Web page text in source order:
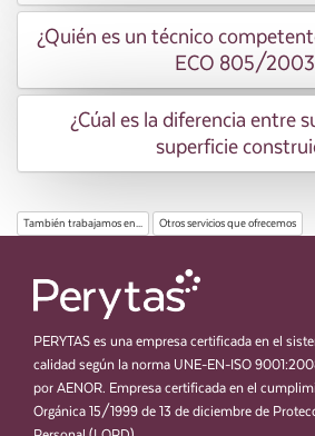
¿Quién es un técnico
ECO 805/
¿Cúal es la diferencia entre
superficie
También trabajamos en... Otros servicios que ofrecemos
PERYTAS es una empresa certificada en el
calidad según la norma UNE-EN-ISO
por AENOR. Empresa certificada en el
Orgánica 15/1999 de 13 de diciembre de